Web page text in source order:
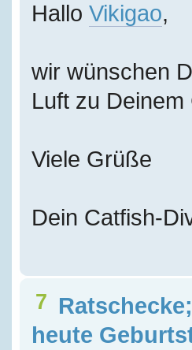
Hallo Vikigao,
wir wünschen
Luft zu Deinem
Viele Grüße
Dein Catfish-
7
heute